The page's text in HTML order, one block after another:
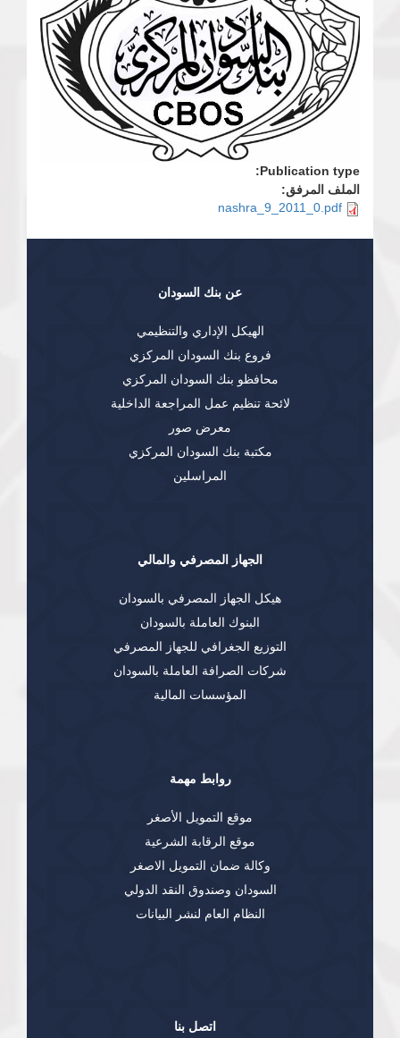
Publication type:
الملف المرفق:
nashra_9_2011_0.pdf
اتصل بنا
عن بنك السودان
الهيكل الإداري والتنظيمي
فروع بنك السودان المركزي
محافظو بنك السودان المركزي
لائحة تنظيم عمل المراجعة الداخلية
معرض صور
مكتبة بنك السودان المركزي
المراسلين
الجهاز المصرفي والمالي
هيكل الجهاز المصرفي بالسودان
البنوك العاملة بالسودان
التوزيع الجغرافي للجهاز المصرفي
شركات الصرافة العاملة بالسودان
المؤسسات المالية
روابط مهمة
موقع التمويل الأصغر
موقع الرقابة الشرعية
وكالة ضمان التمويل الاصغر
السودان وصندوق النقد الدولي
النظام العام لنشر البيانات